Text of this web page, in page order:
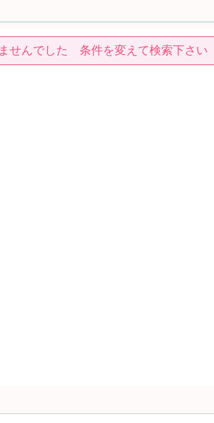
せんでした 条件を変えて検索下さい